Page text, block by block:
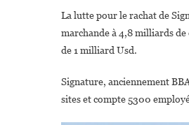
La lutte pour le rachat de
marchande à 4,8 milliards
de 1 milliard Usd.
Signature, anciennement
sites et compte 5300